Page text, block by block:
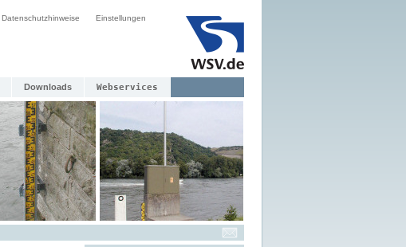
Datenschutzhinweise Einstellungen
Downloads Webservices